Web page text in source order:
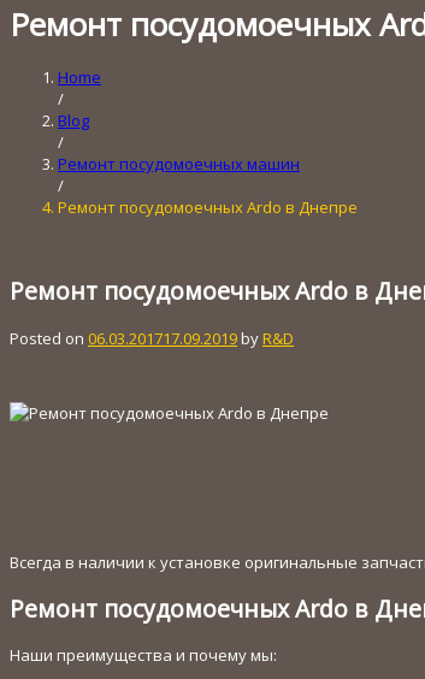
Ремонт посудомоечных
Home
/
Blog
/
Ремонт посудомоечных машин
/
Ремонт посудомоечных Ardo в Днепре
Ремонт посудомоечных Ardo в
Posted on 06.03.201717.09.2019by R&D
Всегда в наличии к установке оригинальные
Ремонт посудомоечных Ardo в
Наши преимущества и почему мы: